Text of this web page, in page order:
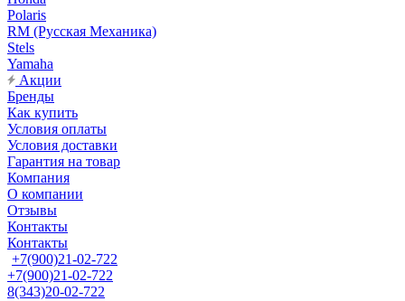
Polaris
RM (Русская Механика)
Stels
Yamaha
Акции
Бренды
Как купить
Условия оплаты
Условия доставки
Гарантия на товар
Компания
О компании
Отзывы
Контакты
Контакты
+7(900)21-02-722
+7(900)21-02-722
8(343)20-02-722